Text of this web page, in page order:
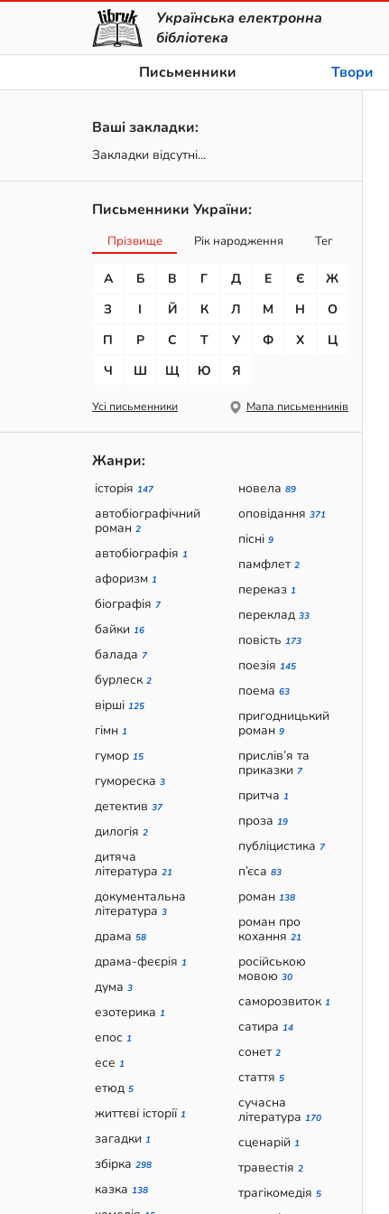
Українська електронна
бібліотека
Письменники Твори
Ваші закладки:
Закладки відсутні...
Письменники України:
Прізвище Рік народження Тег
А Б В Г Д Е Є
Ж
З
І Й К Л М Н
О
П
Р С Т У Ф Х
Ц
Ч
Ш Щ Ю Я
Усі письменники Мапа письменників
Жанри:
історія 147
автобіографічний
роман 2
автобіографія 1
афоризм 1
біографія 7
байки 16
балада 7
бурлеск 2
вірші 125
гімн 1
гумор 15
гумореска 3
детектив 37
дилогія 2
дитяча
література 21
документальна
література 3
драма 58
драма-феєрія 1
дума 3
езотерика 1
епос 1
есе 1
етюд 5
життєві історії 1
загадки 1
збірка 298
казка 138
новела 89
оповідання 371
пісні 9
памфлет 2
переказ 1
переклад 33
повість 173
поезія 145
поема 63
пригодницький
роман 9
прислів’я та
приказки 7
притча 1
проза 19
публіцистика 7
п’єса 83
роман 138
роман про
кохання 21
російською
мовою 30
саморозвиток 1
сатира 14
сонет 2
стаття 5
сучасна
література 170
сценарій 1
травестія 2
трагікомедія 5